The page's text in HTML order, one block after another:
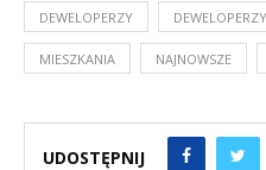
DEWELOPERZY
MIESZKANIA NAJNOWSZE
UDOSTĘPNIJ